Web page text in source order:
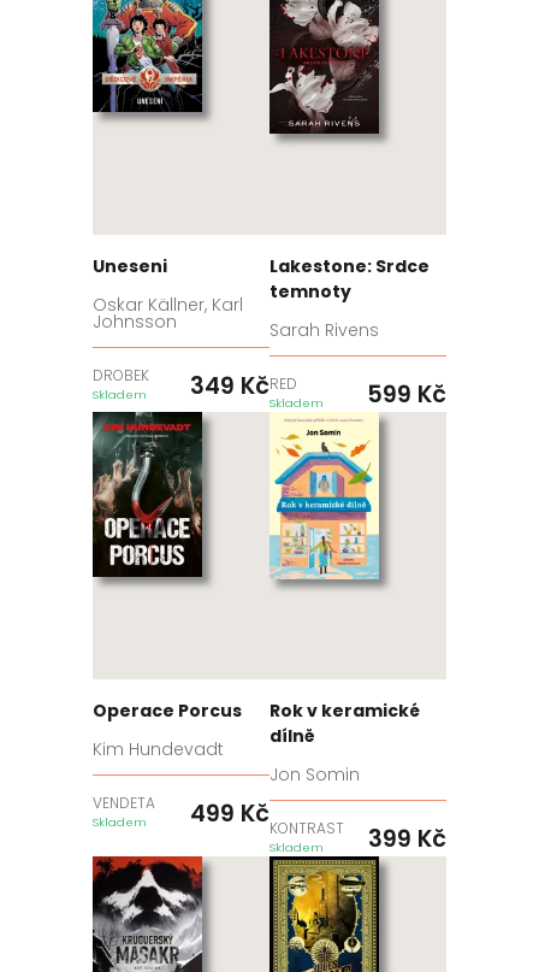
Uneseni
Oskar Källner, Karl
Johnsson
DROBEK
Skladem 349 Kč
Lakestone: Srdce
temnoty
Sarah Rivens
RED
Skladem 599 Kč
Operace Porcus
Kim Hundevadt
VENDETA
Skladem 499 Kč
Rok v keramické
dílně
Jon Somin
KONTRAST
Skladem 399 Kč